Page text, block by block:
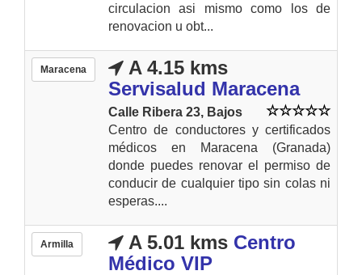
circulacion asi mismo como los de
renovacion u obt...
Maracena
A 4.15 kms
Servisalud Maracena
Calle Ribera 23, Bajos
Centro de conductores y certificados
médicos en Maracena (Granada)
donde puedes renovar el permiso de
conducir de cualquier tipo sin colas ni
esperas....
Armilla A 5.01 kms Centro
Médico VIP